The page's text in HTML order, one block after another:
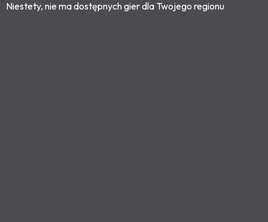
Niestety, nie ma dostępnych gier dla Twojego regionu